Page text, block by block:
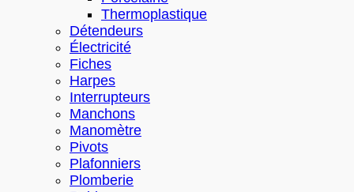
Thermoplastique
Détendeurs
Électricité
Fiches
Harpes
Interrupteurs
Manchons
Manomètre
Pivots
Plafonniers
Plomberie